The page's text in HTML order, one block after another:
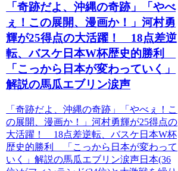
「奇跡だよ、沖縄の奇跡」「やべ
ぇ！この展開、漫画か！」河村勇
輝が25得点の大活躍！ 18点差逆
転、バスケ日本W杯歴史的勝利
「こっから日本が変わっていく」
解説の馬瓜エブリン涙声
「奇跡だよ、沖縄の奇跡」「やべぇ！こ
の展開、漫画か！」河村勇輝が25得点の
大活躍！ 18点差逆転、バスケ日本W杯
歴史的勝利 「こっから日本が変わって
いく」解説の馬瓜エブリン涙声日本(36